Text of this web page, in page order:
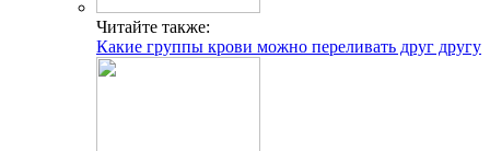
Читайте также:
Какие группы крови можно переливать друг другу